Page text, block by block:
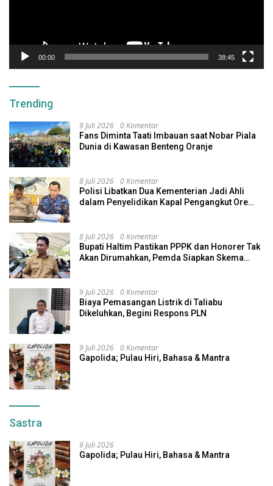
00:00 38:45
Trending
9 Juli 2026 0 Komentar
Fans Diminta Taati Imbauan saat Nobar Piala
Dunia di Kawasan Benteng Oranje
8 Juli 2026 0 Komentar
Polisi Libatkan Dua Kementerian Jadi Ahli
dalam Penyelidikan Kapal Pengangkut Ore
8 Juli 2026 0 Komentar
Bupati Haltim Pastikan PPPK dan Honorer Tak
Akan Dirumahkan, Pemda Siapkan Skema
9 Juli 2026 0 Komentar
Biaya Pemasangan Listrik di Taliabu
Dikeluhkan, Begini Respons PLN
9 Juli 2026 0 Komentar
Gapolida; Pulau Hiri, Bahasa & Mantra
Sastra
9 Juli 2026
Gapolida; Pulau Hiri, Bahasa & Mantra